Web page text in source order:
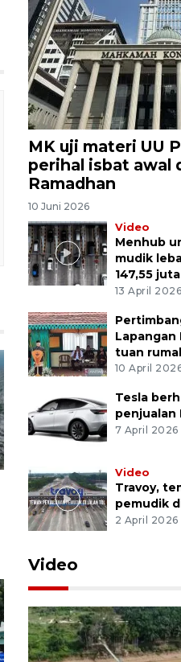
MK uji materi UU
perihal isbat awal
Ramadhan
10 Juni 2026
Video
Menhub
mudik
147,55
13 April 2026
Lapangan
tuan
10 April
Tesla
penjualan
7 April 2026
Video
Travoy,
pemudik
2 April 2026
Video